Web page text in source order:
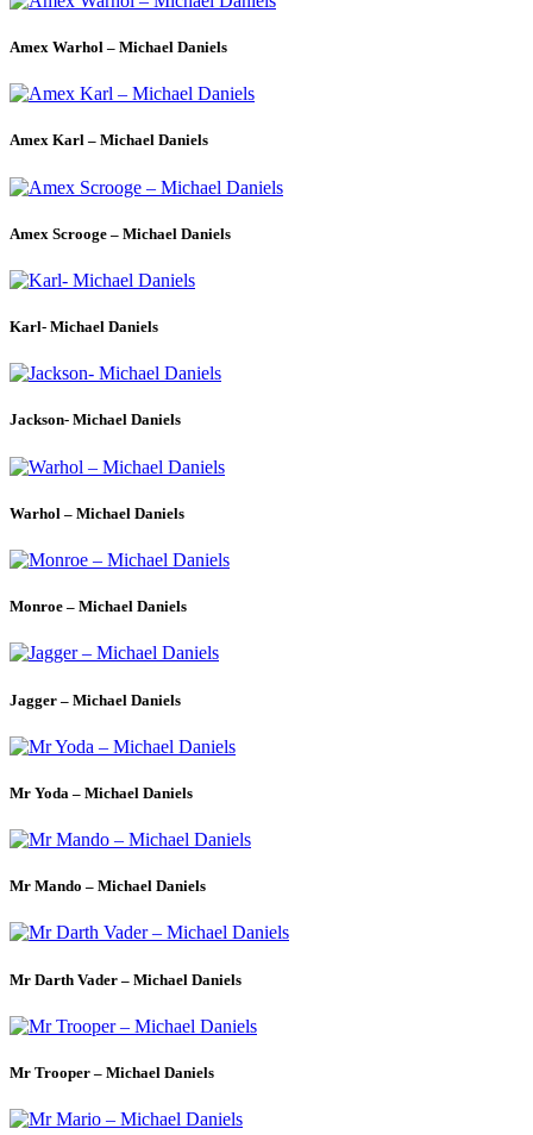
Amex Warhol – Michael Daniels
Amex Karl – Michael Daniels
Amex Scrooge – Michael Daniels
Karl- Michael Daniels
Jackson- Michael Daniels
Warhol – Michael Daniels
Monroe – Michael Daniels
Jagger – Michael Daniels
Mr Yoda – Michael Daniels
Mr Mando – Michael Daniels
Mr Darth Vader – Michael Daniels
Mr Trooper – Michael Daniels